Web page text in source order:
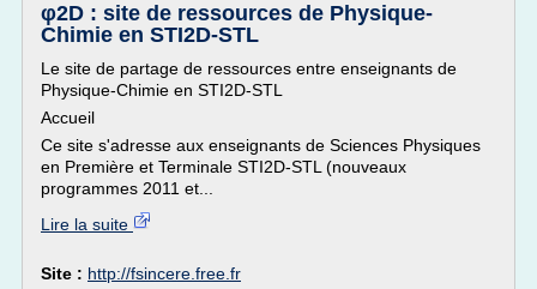
φ2D : site de ressources de Physique-
Chimie en STI2D-STL
Le site de partage de ressources entre enseignants de
Physique-Chimie en STI2D-STL
Accueil
Ce site s'adresse aux enseignants de Sciences Physiques
en Première et Terminale STI2D-STL (nouveaux
programmes 2011 et...
Lire la suite
Site : http://fsincere.free.fr